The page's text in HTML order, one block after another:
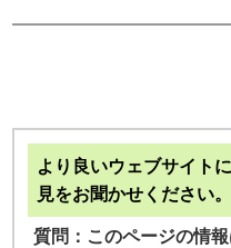
より良いウェブサイト
見をお聞かせください。
質問：このページの情